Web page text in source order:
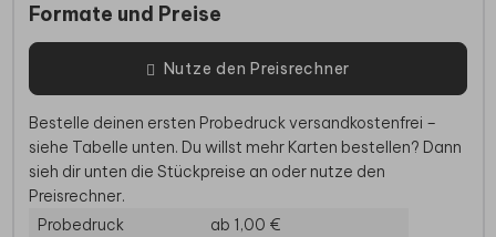
Formate und Preise
Nutze den Preisrechner
Bestelle deinen ersten Probedruck versandkostenfrei –
siehe Tabelle unten. Du willst mehr Karten bestellen? Dann
sieh dir unten die Stückpreise an oder nutze den
Preisrechner.
Probedruck
ab 1,00 €